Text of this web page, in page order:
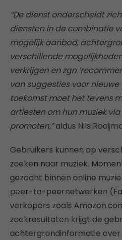
“De dienst onderscheidt
diensten in de combinatie
mogelijk aanbod,
verschillende
verkrijgen en zgn
van suggesties voor
toekomst moet het tevens
artiesten om hun muziek
promoten,”aldus Nils
Gebruikers kunnen op
zoeken naar muziek.
gezocht binnen online
peer-to-peernetwerken
verkopers zoals
zoekresultaten krijgt de
achtergrondinformatie over